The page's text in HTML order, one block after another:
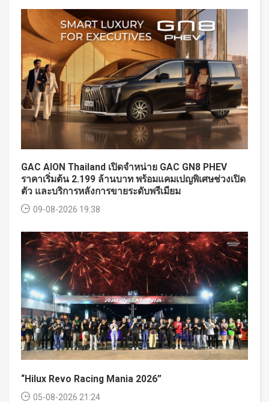
GAC AION Thailand เปิดจำหน่าย GAC GN8 PHEV
ราคาเริ่มต้น 2.199 ล้านบาท พร้อมแคมเปญพิเศษช่วงเปิด
ตัว และบริการหลังการขายระดับพรีเมียม
09-08-2026 19:38
“Hilux Revo Racing Mania 2026”
05-08-2026 21:24